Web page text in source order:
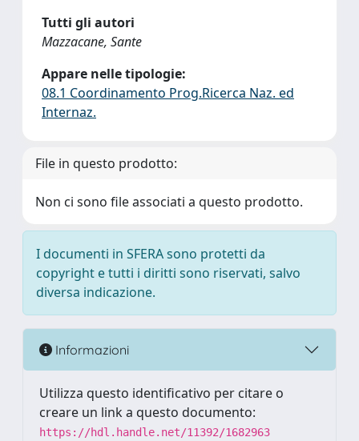
Tutti gli autori
Mazzacane, Sante
Appare nelle tipologie:
08.1 Coordinamento Prog.Ricerca Naz. ed
Internaz.
File in questo prodotto:
Non ci sono file associati a questo prodotto.
I documenti in SFERA sono protetti da
copyright e tutti i diritti sono riservati, salvo
diversa indicazione.
Informazioni
Utilizza questo identificativo per citare o
creare un link a questo documento:
https://hdl.handle.net/11392/1682963